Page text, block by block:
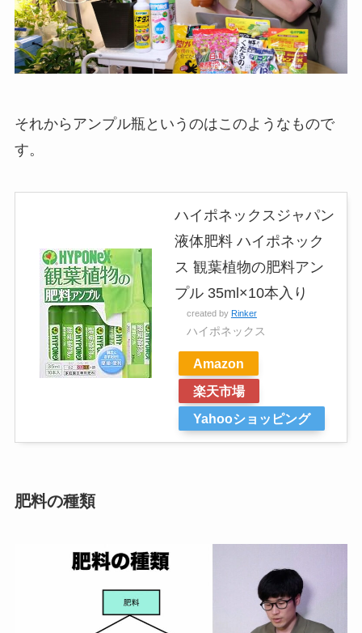
それからアンプル瓶というのはこのようなもので
す。
ハイポネックスジャパン
液体肥料 ハイポネック
ス 観葉植物の肥料アン
プル 35ml×10本入り
created by Rinker
ハイポネックス
Amazon
楽天市場
Yahooショッピング
肥料の種類